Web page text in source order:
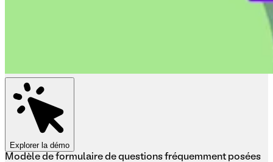
Explorer la démo
Modèle de formulaire de questions fréquemment posées